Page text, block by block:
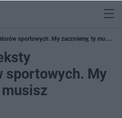
sportowych. My zaczniemy, ty musisz
sportowych. My